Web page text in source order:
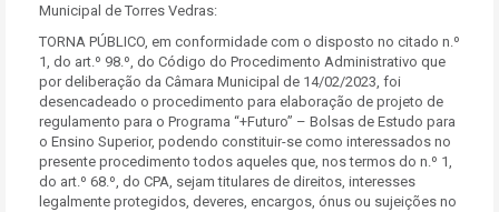
Municipal de Torres Vedras:
TORNA PÚBLICO, em conformidade com o disposto no citado n.º
1, do art.º 98.º, do Código do Procedimento Administrativo que
por deliberação da Câmara Municipal de 14/02/2023, foi
desencadeado o procedimento para elaboração de projeto de
regulamento para o Programa “+Futuro” – Bolsas de Estudo para
o Ensino Superior, podendo constituir-se como interessados no
presente procedimento todos aqueles que, nos termos do n.º 1,
do art.º 68.º, do CPA, sejam titulares de direitos, interesses
legalmente protegidos, deveres, encargos, ónus ou sujeições no